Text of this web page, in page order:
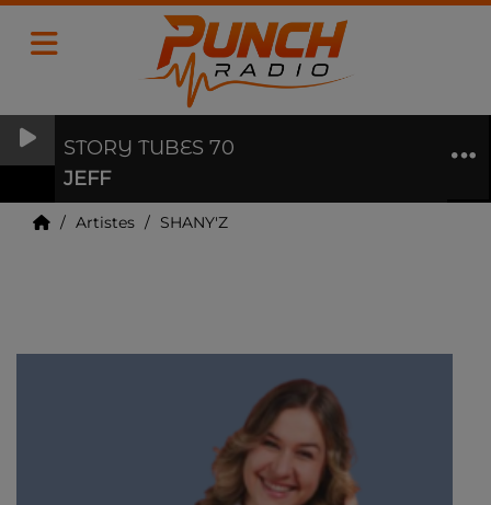
STORY TUBES 70
JEFF
Artistes SHANY'Z